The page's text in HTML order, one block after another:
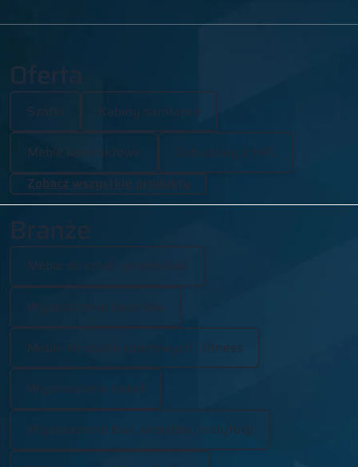
Oferta
Kabiny sanitarne
Meble kontraktowe
Zobacz wszystkie produkty
Branże
Meble do szkół i przedszkoli
Wyposażenie basenów
Meble do szatni sportowych i fitness